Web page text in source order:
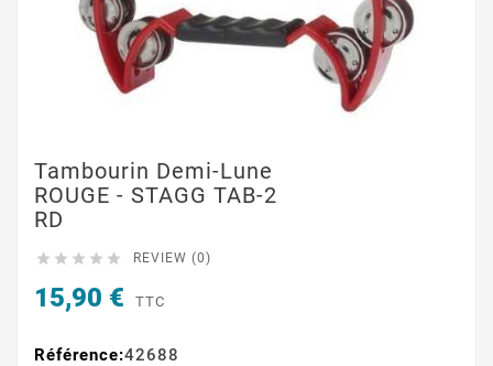
Tambourin Demi-Lune
ROUGE - STAGG TAB-2
RD
     REVIEW (0)
15,90 € TTC
Référence:42688